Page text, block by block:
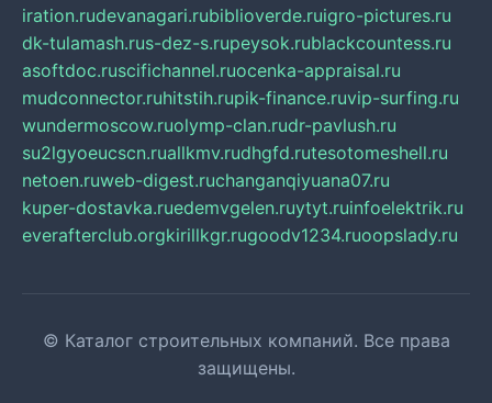
iration.rudevanagari.rubiblioverde.ruigro-pictures.ru
dk-tulamash.rus-dez-s.rupeysok.rublackcountess.ru
asoftdoc.ruscifichannel.ruocenka-appraisal.ru
mudconnector.ruhitstih.rupik-finance.ruvip-surfing.ru
wundermoscow.ruolymp-clan.rudr-pavlush.ru
su2lgyoeucscn.ruallkmv.rudhgfd.rutesotomeshell.ru
netoen.ruweb-digest.ruchanganqiyuana07.ru
kuper-dostavka.ruedemvgelen.ruytyt.ruinfoelektrik.ru
everafterclub.orgkirillkgr.rugoodv1234.ruoopslady.ru
© Каталог строительных компаний. Все права
защищены.